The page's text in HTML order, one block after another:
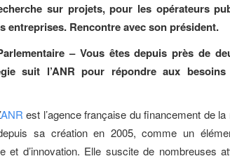
sur projets, pour les opérateurs
entreprises. Rencontre avec son président.
– Vous êtes depuis près de
suit l’ANR pour répondre aux
ANR est l’agence française du financement de
sa création en 2005, comme un
et d’innovation. Elle suscite de nombreuses